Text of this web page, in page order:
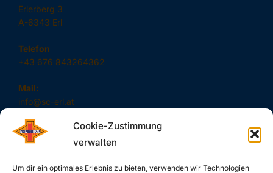
Cookie-Zustimmung
verwalten
Um dir ein optimales Erlebnis zu bieten, verwenden wir Technologien
Erlerberg 3
A-6343 Erl
Telefon
+43 676 843264362
Mail:
info@sc-erl.at